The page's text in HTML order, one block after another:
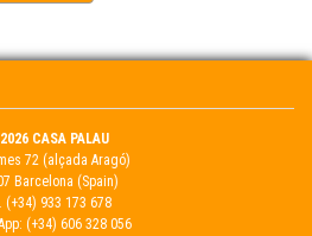
CASA PALAU
72 (alçada Aragó)
Barcelona (Spain)
(+34) 933 173 678
(+34) 606 328 056